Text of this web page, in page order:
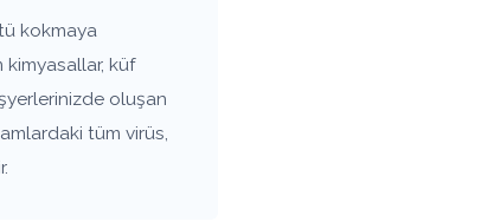
kokmaya
kimyasallar, küf
oluşan
tüm virüs,